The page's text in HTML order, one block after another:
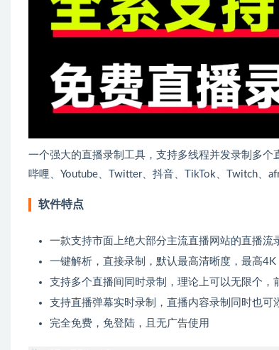
一个强大的直播录制工具，支持多线程并发录制多
哔哩、Youtube、Twitter、抖音、TikTok、Twitch、
软件特点
一款支持市面上绝大部分主流直播网站的直播
一键解析，直接录制，默认最高清晰度，最高4K
支持多个直播间同时录制，理论上可以无限个，
支持直播弹幕实时录制，直播内容录制同时也可
完全免费，免登陆，且无广告使用